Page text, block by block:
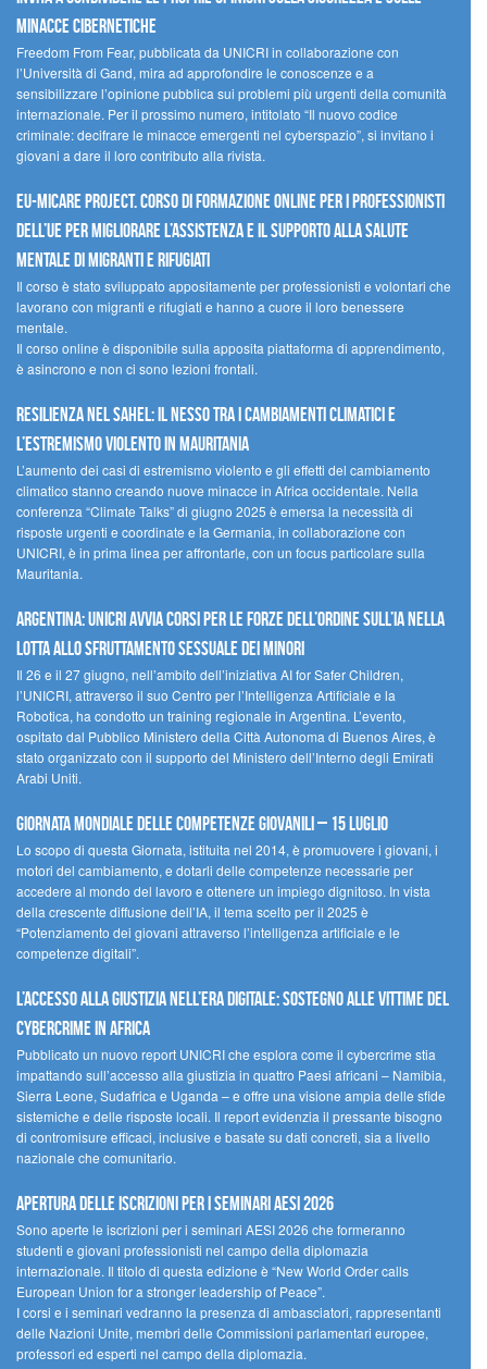
minacce cibernetiche
Freedom From Fear, pubblicata da UNICRI in collaborazione con
l’Università di Gand, mira ad approfondire le conoscenze e a
sensibilizzare l’opinione pubblica sui problemi più urgenti della comunità
internazionale. Per il prossimo numero, intitolato “Il nuovo codice
criminale: decifrare le minacce emergenti nel cyberspazio”, si invitano i
giovani a dare il loro contributo alla rivista.
EU-MiCare Project. Corso di formazione online per i professionisti
dell’UE per migliorare l’assistenza e il supporto alla salute
mentale di migranti e rifugiati
Il corso è stato sviluppato appositamente per professionisti e volontari che
lavorano con migranti e rifugiati e hanno a cuore il loro benessere
mentale.
Il corso online è disponibile sulla apposita piattaforma di apprendimento,
è asincrono e non ci sono lezioni frontali.
Resilienza nel Sahel: il nesso tra i cambiamenti climatici e
l’estremismo violento in Mauritania
L’aumento dei casi di estremismo violento e gli effetti del cambiamento
climatico stanno creando nuove minacce in Africa occidentale. Nella
conferenza “Climate Talks” di giugno 2025 è emersa la necessità di
risposte urgenti e coordinate e la Germania, in collaborazione con
UNICRI, è in prima linea per affrontarle, con un focus particolare sulla
Mauritania.
Argentina: UNICRI avvia corsi per le forze dell’ordine sull’IA nella
lotta allo sfruttamento sessuale dei minori
Il 26 e il 27 giugno, nell’ambito dell’iniziativa AI for Safer Children,
l’UNICRI, attraverso il suo Centro per l’Intelligenza Artificiale e la
Robotica, ha condotto un training regionale in Argentina. L’evento,
ospitato dal Pubblico Ministero della Città Autonoma di Buenos Aires, è
stato organizzato con il supporto del Ministero dell’Interno degli Emirati
Arabi Uniti.
Giornata Mondiale delle Competenze Giovanili – 15 luglio
Lo scopo di questa Giornata, istituita nel 2014, è promuovere i giovani, i
motori del cambiamento, e dotarli delle competenze necessarie per
accedere al mondo del lavoro e ottenere un impiego dignitoso. In vista
della crescente diffusione dell’IA, il tema scelto per il 2025 è
“Potenziamento dei giovani attraverso l’intelligenza artificiale e le
competenze digitali”.
L’accesso alla giustizia nell’era digitale: sostegno alle vittime del
cybercrime in Africa
Pubblicato un nuovo report UNICRI che esplora come il cybercrime stia
impattando sull’accesso alla giustizia in quattro Paesi africani – Namibia,
Sierra Leone, Sudafrica e Uganda – e offre una visione ampia delle sfide
sistemiche e delle risposte locali. Il report evidenzia il pressante bisogno
di contromisure efficaci, inclusive e basate su dati concreti, sia a livello
nazionale che comunitario.
Apertura delle iscrizioni per i seminari AESI 2026
Sono aperte le iscrizioni per i seminari AESI 2026 che formeranno
studenti e giovani professionisti nel campo della diplomazia
internazionale. Il titolo di questa edizione è “New World Order calls
European Union for a stronger leadership of Peace”.
I corsi e i seminari vedranno la presenza di ambasciatori, rappresentanti
delle Nazioni Unite, membri delle Commissioni parlamentari europee,
professori ed esperti nel campo della diplomazia.